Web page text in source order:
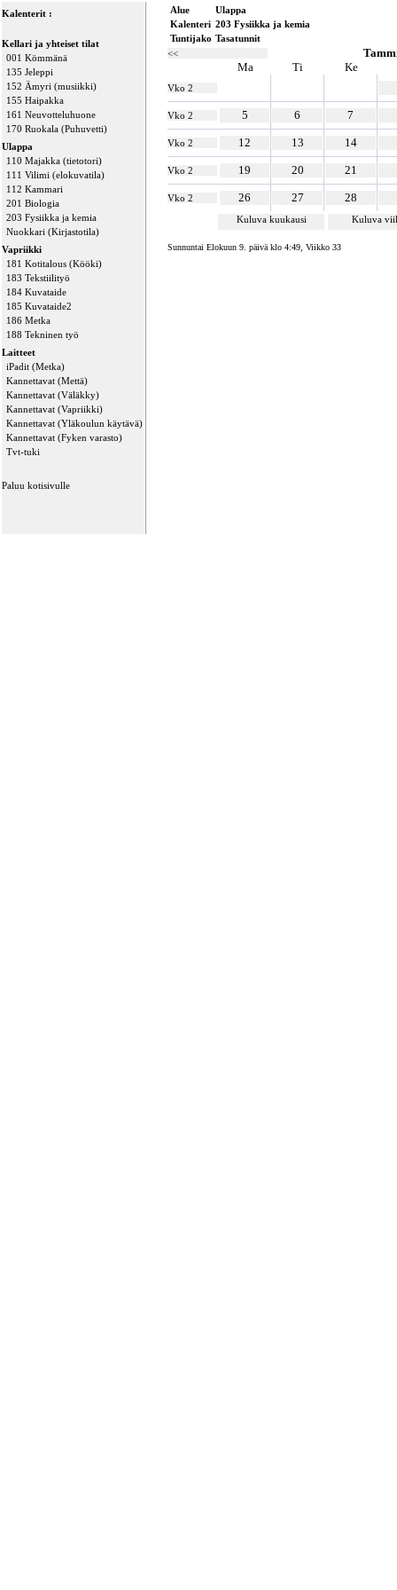
Kalenterit :
Kellari ja yhteiset tilat
001 Kömmänä
135 Jeleppi
152 Ämyri (musiikki)
155 Haipakka
161 Neuvotteluhuone
170 Ruokala (Puhuvetti)
Ulappa
110 Majakka (tietotori)
111 Vilimi (elokuvatila)
112 Kammari
201 Biologia
203 Fysiikka ja kemia
Nuokkari (Kirjastotila)
Vapriikki
181 Kotitalous (Kööki)
183 Tekstiilityö
184 Kuvataide
185 Kuvataide2
186 Metka
188 Tekninen työ
Laitteet
iPadit (Metka)
Kannettavat (Mettä)
Kannettavat (Väläkky)
Kannettavat (Vapriikki)
Kannettavat (Yläkoulun käytävä)
Kannettavat (Fyken varasto)
Tvt-tuki
Paluu kotisivulle
Alue
Ulappa
Kalenteri 203 Fysiikka ja kemia
Tuntijako Tasatunnit
<<
Ma
Ti Ke
Vko 2
Vko 2 5 6 7
Vko 2 12 13 14
Vko 2 19 20 21
Vko 2 26 27 28
Kuluva kuukausi Kuluva
Sunnuntai Elokuun 9. päivä klo 4:49, Viikko 33